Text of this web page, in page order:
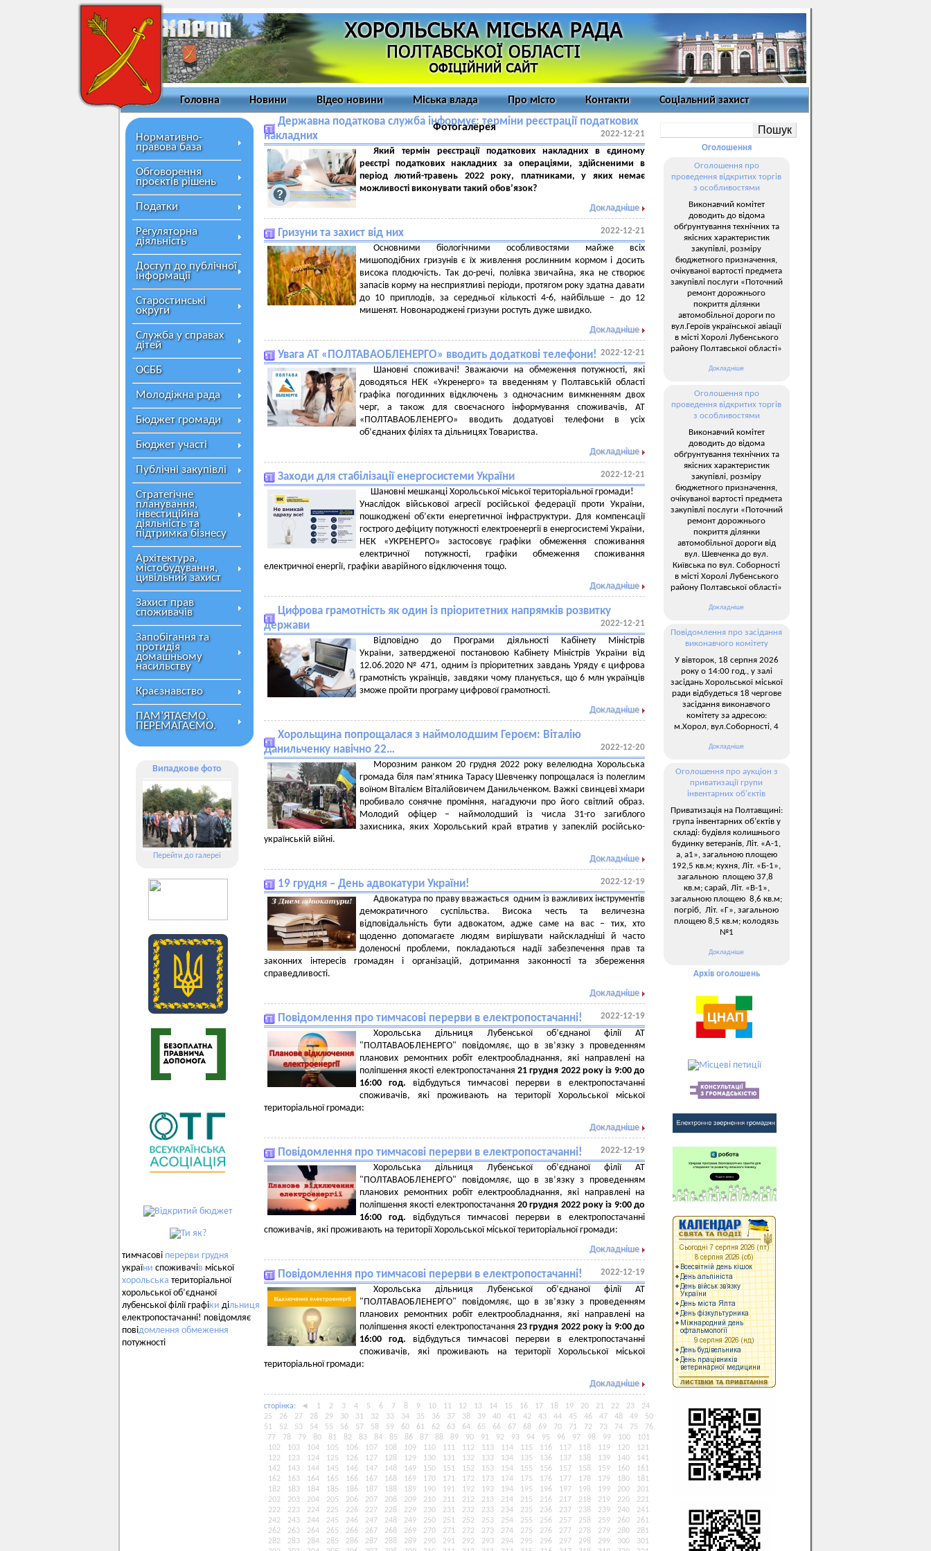
Головна Новини Відео новини Міська влада Про місто Контакти Соціальний захист
Фотогалерея
Нормативно-
правова база
Обговорення
проєктів рішень
Податки
Регуляторна
діяльність
Доступ до публічної
інформації
Старостинські
округи
Служба у справах
дітей
ОСББ
Молодіжна рада
Бюджет громади
Бюджет участі
Публічні закупівлі
Стратегічне
планування,
інвестиційна
діяльність та
підтримка бізнесу
Архітектура,
містобудування,
цивільний захист
Захист прав
споживачів
Запобігання та
протидія
домашньому
насильству
Краєзнавство
ПАМ’ЯТАЄМО.
ПЕРЕМАГАЄМО.
Випадкове фото
Перейти до галереї
тимчасові перерви грудня
україни споживачів міської
хорольська територіальної
хорольської об’єднаної
лубенської філії графіки дільниця
електропостачанні! повідомляє
повідомлення обмеження
потужності
Державна податкова служба інформує: терміни реєстрації податкових
накладних
2022-12-21
Який термін реєстрації податкових накладних в єдиному
реєстрі податкових накладних за операціями, здійсненими в
період лютий-травень 2022 року, платниками, у яких немає
можливості виконувати такий обов’язок?
Докладніше
Гризуни та захист від них 2022-12-21
Основними біологічними особливостями майже всіх
мишоподібних гризунів є їх живлення рослинним кормом і досить
висока плодючість. Так до-речі, полівка звичайна, яка не створює
запасів корму на несприятливі періоди, протягом року здатна давати
до 10 приплодів, за середньої кількості 4-6, найбільше – до 12
мишенят. Новонароджені гризуни ростуть дуже швидко.
Докладніше
Увага АТ «ПОЛТАВАОБЛЕНЕРГО» вводить додаткові телефони! 2022-12-21
Шановні споживачі! Зважаючи на обмеження потужності, які
доводяться НЕК «Укренерго» та введенням у Полтавській області
графіка погодинних відключень з одночасним вимкненням двох
черг, а також для своєчасного інформування споживачів, АТ
«ПОЛТАВАОБЛЕНЕРГО» вводить додатуові телефони в усіх
об’єднаних філіях та дільницях Товариства.
Докладніше
Заходи для стабілізації енергосистеми України 2022-12-21
Шановні мешканці Хорольської міської територіальної громади!
Унаслідок військової агресії російської федерації проти України,
пошкоджені об’єкти енергетичної інфраструктури. Для компенсації
гострого дефіциту потужності електроенергії в енергосистемі України,
НЕК «УКРЕНЕРГО» застосовує графіки обмеження споживання
електричної потужності, графіки обмеження споживання
електричної енергії, графіки аварійного відключення тощо.
Докладніше
Цифрова грамотність як один із пріоритетних напрямків розвитку
держави
2022-12-21
Відповідно до Програми діяльності Кабінету Міністрів
України, затвердженої постановою Кабінету Міністрів України від
12.06.2020 № 471, одним із пріоритетних завдань Уряду є цифрова
грамотність українців, завдяки чому планується, що 6 млн українців
зможе пройти програму цифрової грамотності.
Докладніше
Хорольщина попрощалася з наймолодшим Героєм: Віталію
Данильченку навічно 22…
2022-12-20
Морозним ранком 20 грудня 2022 року велелюдна Хорольська
громада біля пам’ятника Тарасу Шевченку попрощалася із полеглим
воїном Віталієм Віталійовичем Данильченком. Важкі свинцеві хмари
пробивало сонячне проміння, нагадуючи про його світлий образ.
Молодий офіцер – наймолодший із числа 31-го загиблого
захисника, яких Хорольський край втратив у запеклій російсько-
українській війні.
Докладніше
19 грудня – День адвокатури України! 2022-12-19
Адвокатура по праву вважається одним із важливих інструментів
демократичного суспільства. Висока честь та величезна
відповідальність бути адвокатом, адже саме на вас – тих, хто
щоденно допомагаєте людям вирішувати найскладніші й часто
доленосні проблеми, покладаються надії забезпечення прав та
законних інтересів громадян і організацій, дотримання законності та збереження
справедливості.
Докладніше
Повідомлення про тимчасові перерви в електропостачанні! 2022-12-19
Хорольська дільниця Лубенської об’єднаної філії АТ
"ПОЛТАВАОБЛЕНЕРГО" повідомляє, що в зв’язку з проведенням
планових ремонтних робіт електрообладнання, які направлені на
поліпшення якості електропостачання 21 грудня 2022 року із 9:00 до
16:00 год. відбудуться тимчасові перерви в електропостачанні
споживачів, які проживають на території Хорольської міської
територіальної громади:
Докладніше
Повідомлення про тимчасові перерви в електропостачанні! 2022-12-19
Хорольська дільниця Лубенської об’єднаної філії АТ
"ПОЛТАВАОБЛЕНЕРГО" повідомляє, що в зв’язку з проведенням
планових ремонтних робіт електрообладнання, які направлені на
поліпшення якості електропостачання 20 грудня 2022 року із 9:00 до
16:00 год. відбудуться тимчасові перерви в електропостачанні
споживачів, які проживають на території Хорольської міської територіальної громади:
Докладніше
Повідомлення про тимчасові перерви в електропостачанні! 2022-12-19
Хорольська дільниця Лубенської об’єднаної філії АТ
"ПОЛТАВАОБЛЕНЕРГО" повідомляє, що в зв’язку з проведенням
планових ремонтних робіт електрообладнання, які направлені на
поліпшення якості електропостачання 23 грудня 2022 року із 9:00 до
16:00 год. відбудуться тимчасові перерви в електропостачанні
споживачів, які проживають на території Хорольської міської
територіальної громади:
Докладніше
сторiнка: ◄ 1 2 3 4 5 6 7 8 9 10 11 12 13 14 15 16 17 18 19 20 21 22 23
24
25
26 27 28 29 30 31 32 33 34 35 36 37 38 39 40 41 42 43 44 45 46 47 48 49
50
51
52 53 54 55 56 57 58 59 60 61 62 63 64 65 66 67 68 69 70 71 72 73 74 75
76
77
78 79 80 81 82 83 84 85 86 87 88 89 90 91 92 93 94 95 96 97 98 99 100
101
102
103 104 105 106 107 108 109 110 111 112 113 114 115 116 117 118 119 120
121
122
123 124 125 126 127 128 129 130 131 132 133 134 135 136 137 138 139 140
141
142
143 144 145 146 147 148 149 150 151 152 153 154 155 156 157 158 159 160
161
162
163 164 165 166 167 168 169 170 171 172 173 174 175 176 177 178 179 180
181
182
183 184 185 186 187 188 189 190 191 192 193 194 195 196 197 198 199 200
201
202
203 204 205 206 207 208 209 210 211 212 213 214 215 216 217 218 219 220
221
222
223 224 225 226 227 228 229 230 231 232 233 234 235 236 237 238 239 240
241
242
243 244 245 246 247 248 249 250 251 252 253 254 255 256 257 258 259 260
261
262
263 264 265 266 267 268 269 270 271 272 273 274 275 276 277 278 279 280
281
282
283 284 285 286 287 288 289 290 291 292 293 294 295 296 297 298 299 300
301
Оголошення
Оголошення про
проведення відкритих торгів
з особливостями
Виконавчий комітет
доводить до відома
обґрунтування технічних та
якісних характеристик
закупівлі, розміру
бюджетного призначення,
очікуваної вартості предмета
закупівлі послуги «Поточний
ремонт дорожнього
покриття ділянки
автомобільної дороги по
вул.Героїв української авіації
в місті Хоролі Лубенського
району Полтавської області»
Докладніше
Оголошення про
проведення відкритих торгів
з особливостями
Виконавчий комітет
доводить до відома
обґрунтування технічних та
якісних характеристик
закупівлі, розміру
бюджетного призначення,
очікуваної вартості предмета
закупівлі послуги «Поточний
ремонт дорожнього
покриття ділянки
автомобільної дороги від
вул. Шевченка до вул.
Київська по вул. Соборності
в місті Хоролі Лубенського
району Полтавської області»
Докладніше
Повідомлення про засідання
виконавчого комітету
У вівторок, 18 серпня 2026
року о 14:00 год., у залі
засідань Хорольської міської
ради відбудеться 18 чергове
засідання виконавчого
комітету за адресою:
м.Хорол, вул.Соборності, 4
Докладніше
Оголошення про аукціон з
приватизації групи
інвентарних об’єктів
Приватизація на Полтавщині:
група інвентарних об’єктів у
складі: будівля колишнього
будинку ветеранів, Літ. «А-1,
а, а1», загальною площею
192,5 кв.м; кухня, Літ. «Б-1»,
загальною площею 37,8
кв.м; сарай, Літ. «В-1»,
загальною площею 8,6 кв.м;
погріб, Літ. «Г», загальною
площею 8,5 кв.м; колодязь
№1
Докладніше
Архів оголошень